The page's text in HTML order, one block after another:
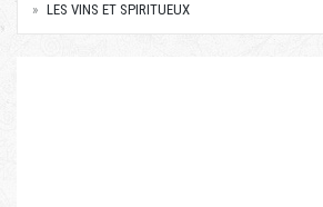
LES VINS ET SPIRITUEUX